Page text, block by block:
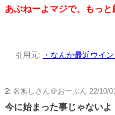
あぶねーよマジで、もっと
引用元:
・なんか最近ウイ
2: 名無しさん＠おーぷん 22/10/
今に始まった事じゃないよ